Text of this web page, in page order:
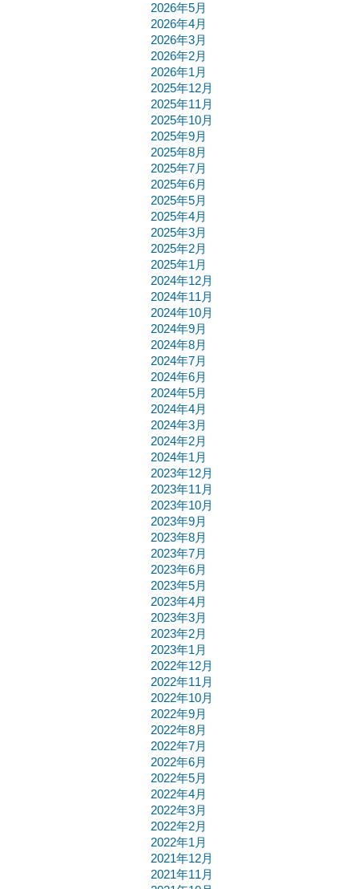
2026年5月
2026年4月
2026年3月
2026年2月
2026年1月
2025年12月
2025年11月
2025年10月
2025年9月
2025年8月
2025年7月
2025年6月
2025年5月
2025年4月
2025年3月
2025年2月
2025年1月
2024年12月
2024年11月
2024年10月
2024年9月
2024年8月
2024年7月
2024年6月
2024年5月
2024年4月
2024年3月
2024年2月
2024年1月
2023年12月
2023年11月
2023年10月
2023年9月
2023年8月
2023年7月
2023年6月
2023年5月
2023年4月
2023年3月
2023年2月
2023年1月
2022年12月
2022年11月
2022年10月
2022年9月
2022年8月
2022年7月
2022年6月
2022年5月
2022年4月
2022年3月
2022年2月
2022年1月
2021年12月
2021年11月